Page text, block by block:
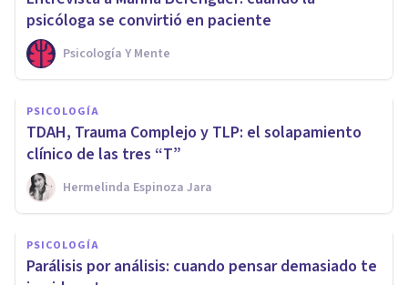
psicóloga se convirtió en paciente
Psicología Y Mente
PSICOLOGÍA
TDAH, Trauma Complejo y TLP: el solapamiento
clínico de las tres “T”
Hermelinda Espinoza Jara
PSICOLOGÍA
Parálisis por análisis: cuando pensar demasiado te